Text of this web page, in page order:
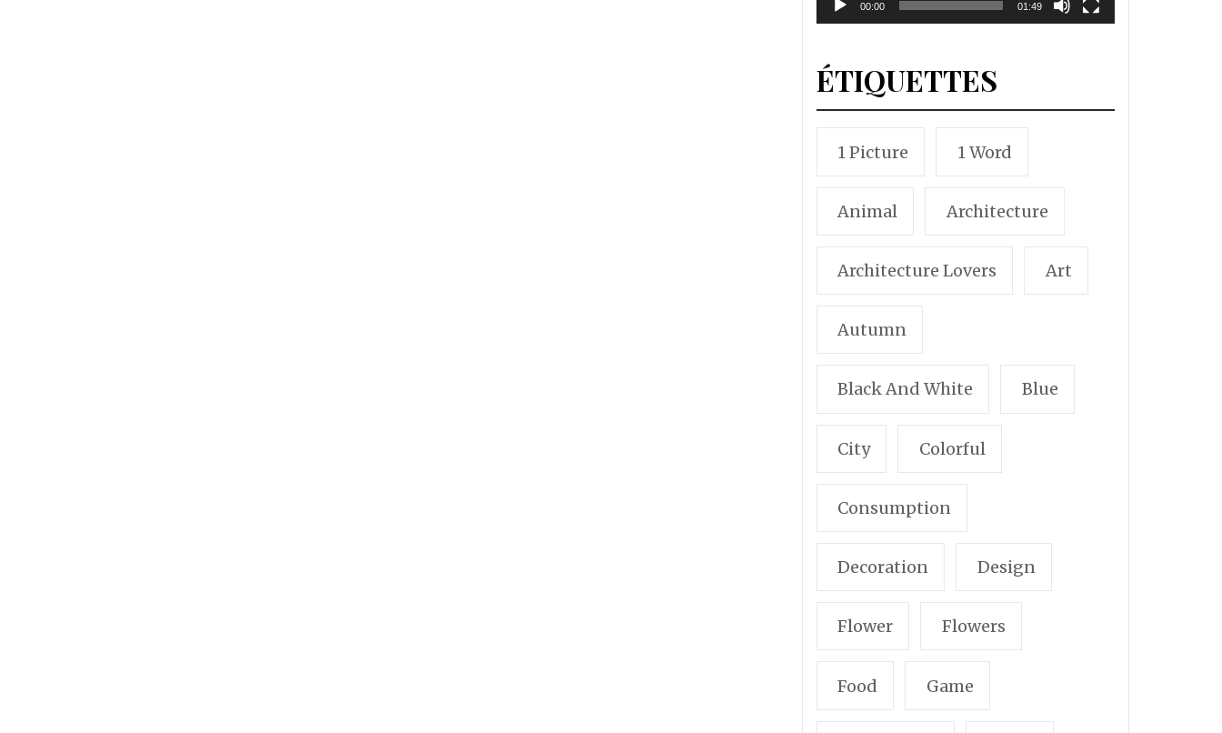
00:00 01:49
ÉTIQUETTES
1 Picture 1 Word
Animal Architecture
Architecture Lovers Art
Autumn
Black And White Blue
City Colorful
Consumption
Decoration Design
Flower Flowers
Food Game